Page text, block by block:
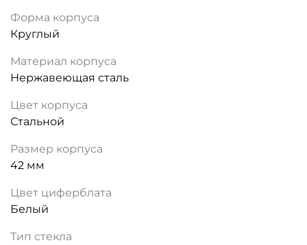
Форма корпуса
Круглый
Материал корпуса
Нержавеющая сталь
Цвет корпуса
Стальной
Размер корпуса
42 мм
Цвет циферблата
Белый
Тип стекла